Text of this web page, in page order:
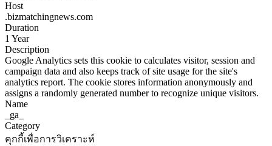
Host
.bizmatchingnews.com
Duration
1 Year
Description
Google Analytics sets this cookie to calculates visitor, session and
campaign data and also keeps track of site usage for the site's
analytics report. The cookie stores information anonymously and
assigns a randomly generated number to recognize unique visitors.
Name
_ga_
Category
คุกกี้เพื่อการวิเคราะห์